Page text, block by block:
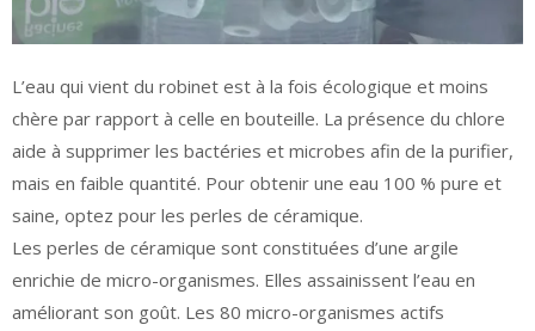
L’eau qui vient du robinet est à la fois écologique et moins
chère par rapport à celle en bouteille. La présence du chlore
aide à supprimer les bactéries et microbes afin de la purifier,
mais en faible quantité. Pour obtenir une eau 100 % pure et
saine, optez pour les perles de céramique.
Les perles de céramique sont constituées d’une argile
enrichie de micro-organismes. Elles assainissent l’eau en
améliorant son goût. Les 80 micro-organismes actifs